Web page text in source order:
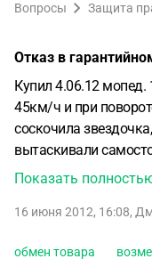
Вопросы Защита
Отказ в
Купил 4.06.12 мопед.
45км/ч и при
соскочила
вытаскивали
звездочка
расходные детали
другую технику, мне
Показать
16 июня 2012, 16:08,
обмен товара